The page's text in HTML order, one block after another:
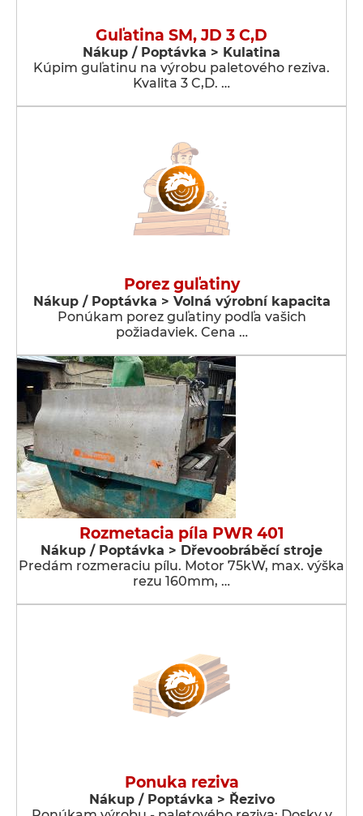
Guľatina SM, JD 3 C,D
Nákup / Poptávka > Kulatina
Kúpim guľatinu na výrobu paletového reziva.
Kvalita 3 C,D. …
Porez guľatiny
Nákup / Poptávka > Volná výrobní kapacita
Ponúkam porez guľatiny podľa vašich
požiadaviek. Cena …
Rozmetacia píla PWR 401
Nákup / Poptávka > Dřevoobráběcí stroje
Predám rozmeraciu pílu. Motor 75kW, max. výška
rezu 160mm, …
Ponuka reziva
Nákup / Poptávka > Řezivo